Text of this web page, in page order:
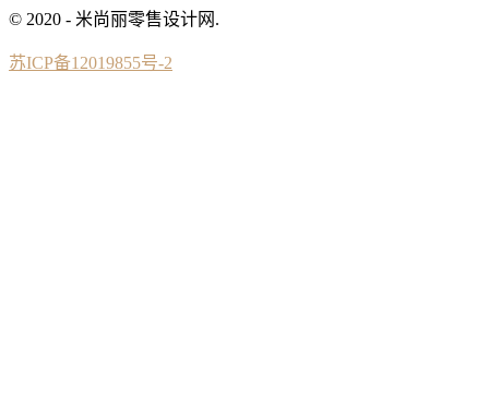
© 2020 - 米尚丽零售设计网.
苏ICP备12019855号-2